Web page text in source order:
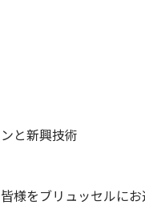
と新興技術
様をブリュッセルに